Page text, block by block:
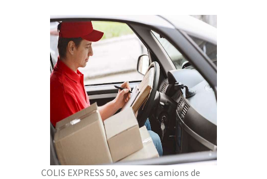
COLIS EXPRESS 50, avec ses camions de